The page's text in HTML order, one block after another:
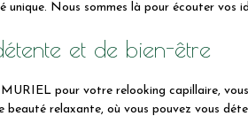
Nous sommes là pour écouter vos
et de bien-être
pour votre relooking capillaire,
beauté relaxante, où vous pouvez vous